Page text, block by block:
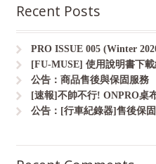
Recent Posts
PRO ISSUE 005 (Winter
[FU-MUSE] 使用說明書下
公告：商品售後與保固服務
[速報]不帥不行! ONPRO桌
公告：[行車紀錄器]售後保